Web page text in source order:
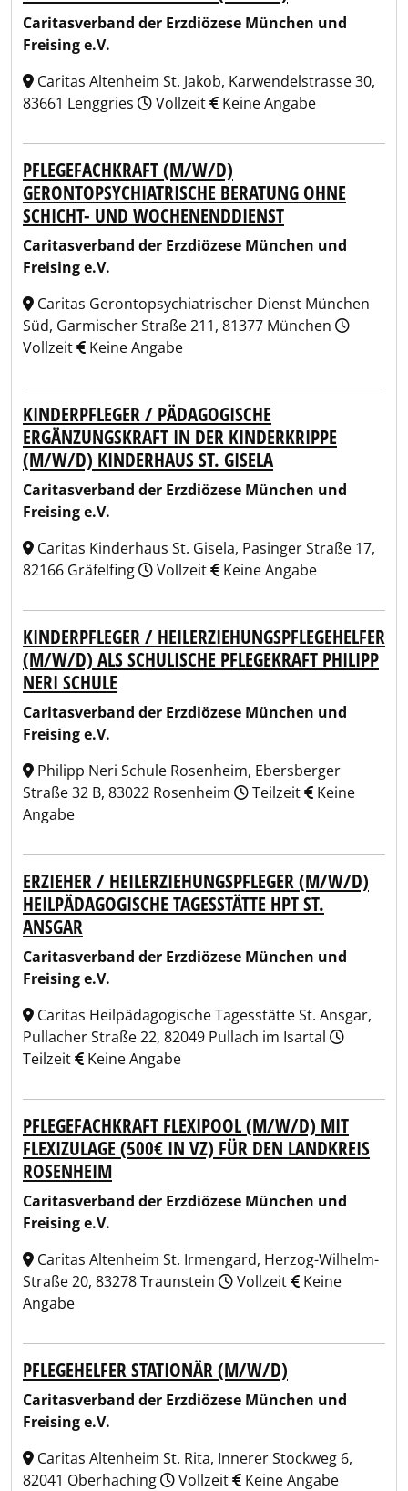
Caritasverband der Erzdiözese München und
Freising e.V.
Caritas Altenheim St. Jakob, Karwendelstrasse 30,
83661 Lenggries
Vollzeit Keine Angabe
PFLEGEFACHKRAFT (M/W/D)
GERONTOPSYCHIATRISCHE BERATUNG OHNE
SCHICHT- UND WOCHENENDDIENST
Caritasverband der Erzdiözese München und
Freising e.V.
Caritas Gerontopsychiatrischer Dienst München
Süd, Garmischer Straße 211, 81377 München
Vollzeit
Keine Angabe
KINDERPFLEGER / PÄDAGOGISCHE
ERGÄNZUNGSKRAFT IN DER KINDERKRIPPE
(M/W/D) KINDERHAUS ST. GISELA
Caritasverband der Erzdiözese München und
Freising e.V.
Caritas Kinderhaus St. Gisela, Pasinger Straße 17,
82166 Gräfelfing
Vollzeit Keine Angabe
KINDERPFLEGER / HEILERZIEHUNGSPFLEGEHELFER
(M/W/D) ALS SCHULISCHE PFLEGEKRAFT PHILIPP
NERI SCHULE
Caritasverband der Erzdiözese München und
Freising e.V.
Philipp Neri Schule Rosenheim, Ebersberger
Straße 32 B, 83022 Rosenheim
Teilzeit
Keine
Angabe
ERZIEHER / HEILERZIEHUNGSPFLEGER (M/W/D)
HEILPÄDAGOGISCHE TAGESSTÄTTE HPT ST.
ANSGAR
Caritasverband der Erzdiözese München und
Freising e.V.
Caritas Heilpädagogische Tagesstätte St. Ansgar,
Pullacher Straße 22, 82049 Pullach im Isartal
Teilzeit
Keine Angabe
PFLEGEFACHKRAFT FLEXIPOOL (M/W/D) MIT
FLEXIZULAGE (500€ IN VZ) FÜR DEN LANDKREIS
ROSENHEIM
Caritasverband der Erzdiözese München und
Freising e.V.
Caritas Altenheim St. Irmengard, Herzog-Wilhelm-
Straße 20, 83278 Traunstein
Vollzeit
Keine
Angabe
PFLEGEHELFER STATIONÄR (M/W/D)
Caritasverband der Erzdiözese München und
Freising e.V.
Caritas Altenheim St. Rita, Innerer Stockweg 6,
82041 Oberhaching
Vollzeit Keine Angabe